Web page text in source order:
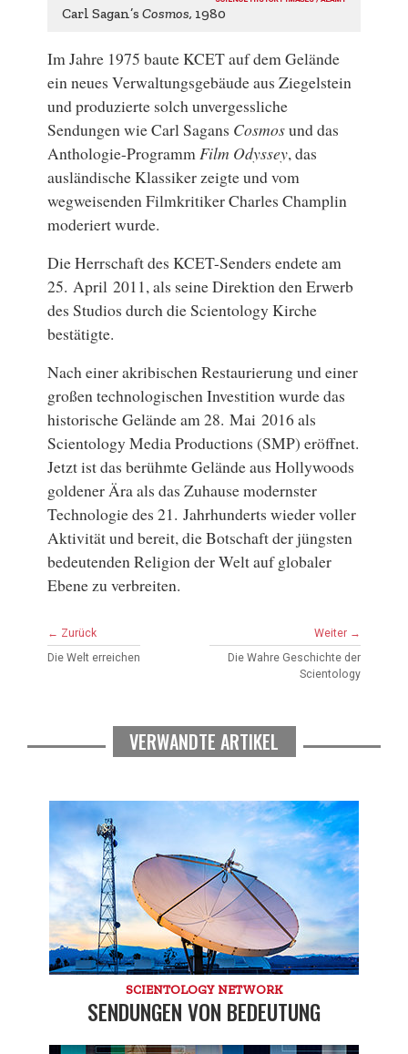
Carl Sagan’sCosmos, 1980
Im Jahre 1975 baute KCET auf dem Gelände
ein neues Verwaltungsgebäude aus Ziegelstein
und produzierte solch unvergessliche
Sendungen wie Carl Sagans Cosmosund das
Anthologie-ProgrammFilm Odyssey, das
ausländische Klassiker zeigte und vom
wegweisenden Filmkritiker Charles Champlin
moderiert wurde.
Die Herrschaft des KCET-Senders endete am
25. April 2011, als seine Direktion den Erwerb
des Studios durch die Scientology Kirche
bestätigte.
Nach einer akribischen Restaurierung und einer
großen technologischen Investition wurde das
historische Gelände am 28. Mai 2016 als
Scientology Media Productions (SMP) eröffnet.
Jetzt ist das berühmte Gelände aus Hollywoods
goldener Ära als das Zuhause modernster
Technologie des 21. Jahrhunderts wieder voller
Aktivität und bereit, die Botschaft der jüngsten
bedeutenden Religion der Welt auf globaler
Ebene zu verbreiten.
← Zurück
Die Welt erreichen
Weiter →
Die Wahre Geschichte der
Scientology
VERWANDTE ARTIKEL
SCIENTOLOGY NETWORK
SENDUNGEN VON BEDEUTUNG